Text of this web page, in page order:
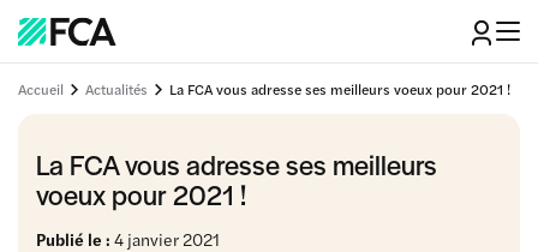
Accueil Actualités La FCA vous adresse ses meilleurs voeux pour 2021 !
La FCA vous adresse ses meilleurs
voeux pour 2021 !
Publié le : 4 janvier 2021